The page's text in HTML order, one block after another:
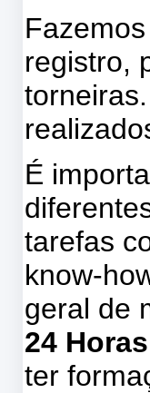
registro,
É
tarefas
know-
geral de
24 Horas
ter